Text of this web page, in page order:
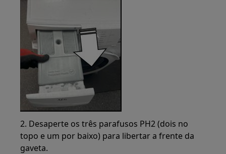
2. Desaperte os três parafusos PH2 (dois no
topo e um por baixo) para libertar a frente da
gaveta.